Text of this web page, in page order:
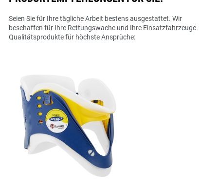
Seien Sie für Ihre tägliche Arbeit bestens ausgestattet. Wir
beschaffen für Ihre Rettungswache und Ihre Einsatzfahrzeuge
Qualitätsprodukte für höchste Ansprüche: